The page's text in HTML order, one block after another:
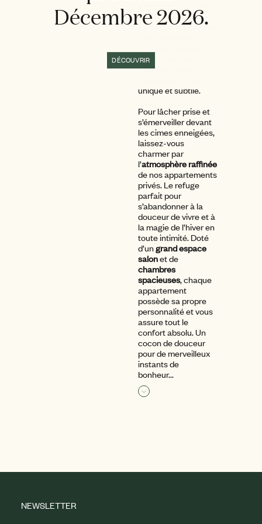
Rituel Guerlain. Un
« rituel de bienvenue
d'Isère
faire vivre une
unique et subtile.
Pour lâcher prise et
s’émerveiller devant
les cimes enneigées,
laissez-vous
charmer par
l’atmosphère raffinée
de nos appartements
privés. Le refuge
parfait pour
s’abandonner à la
douceur de vivre et à
la magie de l’hiver en
toute intimité. Doté
d’ungrand espace
salonet de
chambres
spacieuses, chaque
appartement
possède sa propre
personnalité et vous
assure tout le
confort absolu. Un
cocon de douceur
pour de merveilleux
instants de
bonheur...
Le salon à Ski by
Lire la suite
Décembre 2026.
DÉCOUVRIR
NEWSLETTER